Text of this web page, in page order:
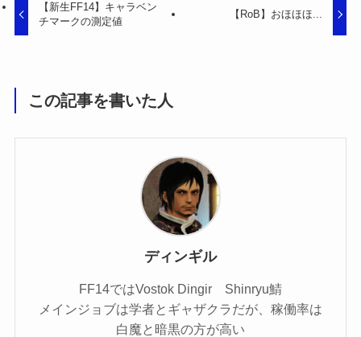
【新生FF14】キャラベン
チマークの測定値
【RoB】おほほほ...
この記事を書いた人
ディンギル
FF14ではVostok Dingir Shinryu鯖
メインジョブは学者とギャザクラだが、稼働率は
白魔と暗黒の方が高い